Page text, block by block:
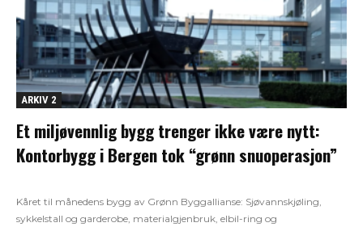
ARKIV 2
Et miljøvennlig bygg trenger ikke være nytt:
Kontorbygg i Bergen tok “grønn snuoperasjon”
Kåret til månedens bygg av Grønn Byggallianse: Sjøvannskjøling,
sykkelstall og garderobe, materialgjenbruk, elbil-ring og